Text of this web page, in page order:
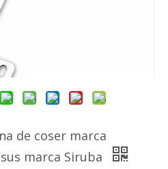
de coser marca
marca Siruba